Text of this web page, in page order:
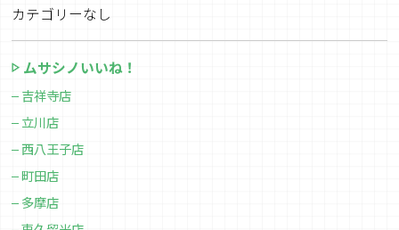
カテゴリーなし
ムサシノいいね！
吉祥寺店
立川店
西八王子店
町田店
多摩店